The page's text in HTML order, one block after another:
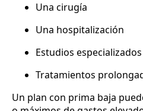
Una cirugía
Una hospitalización
Estudios especializados
Tratamientos
Un plan con prima baja